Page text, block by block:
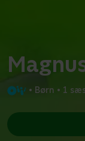
• Børn • 1